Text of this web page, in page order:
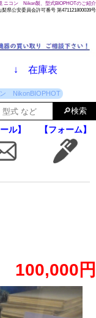
ニコン Nikon製、型式BIOPHOTのご紹介
県公安委員会許可番号 第471121800039号
↓ 在庫表
ン NikonBIOPHOT
ル】 【フォーム】
100,000円